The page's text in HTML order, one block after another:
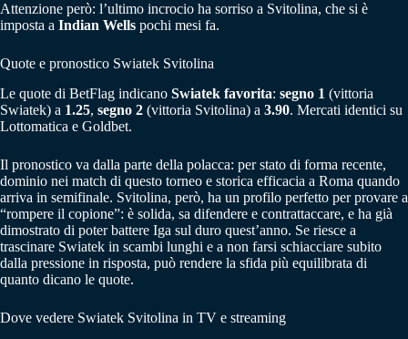
Attenzione però: l’ultimo incrocio ha sorriso a Svitolina, che si è
imposta a Indian Wells pochi mesi fa.
Quote e pronostico Swiatek Svitolina
Le quote di BetFlag indicano Swiatek favorita: segno 1 (vittoria
Swiatek) a 1.25, segno 2 (vittoria Svitolina) a 3.90. Mercati identici su
Lottomatica e Goldbet.
Il pronostico va dalla parte della polacca: per stato di forma recente,
dominio nei match di questo torneo e storica efficacia a Roma quando
arriva in semifinale. Svitolina, però, ha un profilo perfetto per provare a
“rompere il copione”: è solida, sa difendere e contrattaccare, e ha già
dimostrato di poter battere Iga sul duro quest’anno. Se riesce a
trascinare Swiatek in scambi lunghi e a non farsi schiacciare subito
dalla pressione in risposta, può rendere la sfida più equilibrata di
quanto dicano le quote.
Dove vedere Swiatek Svitolina in TV e streaming